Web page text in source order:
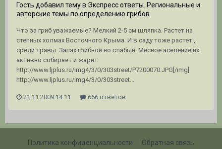
Гость добавил тему в Экспресс ответы. Региональные и
авторские темы по определению грибов
Что за гриб уважаемые? Мелкий 2-5 см шляпка. Растет на
степных холмах Восточного Крыма. И в саду тоже растет ,
среди травы. Запах грибной но слабый. Месное аселение их
активно собирает и жарит.
http://www.ljplus.ru/img4/3/0/303street/P7200070.JPG[/img]
http://www.ljplus.ru/img4/3/0/303street...
21.11.2009 14:11 656 ответов
Политика конфиденциальности Обратная связь